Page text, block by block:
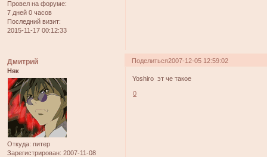
Провел на форуме:
7 дней 0 часов
Последний визит:
2015-11-17 00:12:33
Поделиться2007-12-05 12:59:02
Дмитрий
Няк
Откуда: питер
Зарегистрирован: 2007-11-08
Yoshiro эт че такое
0